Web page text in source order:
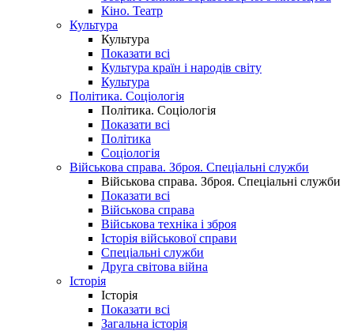
Кіно. Театр
Культура
Культура
Показати всі
Культура країн і народів світу
Культура
Політика. Соціологія
Політика. Соціологія
Показати всі
Політика
Соціологія
Військова справа. Зброя. Спеціальні служби
Військова справа. Зброя. Спеціальні служби
Показати всі
Військова справа
Військова техніка і зброя
Історія військової справи
Спеціальні служби
Друга світова війна
Історія
Історія
Показати всі
Загальна історія